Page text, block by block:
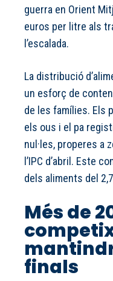
guerra en Orient
euros per litre als
l’escalada.
La distribució
un esforç de
de les famílies. Els
els ous i el pa
nul·les, properes a
l’IPC d’abril. Este
dels aliments del
Més de
finals